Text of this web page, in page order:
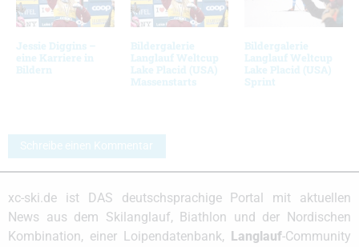
Jessie Diggins –
eine Karriere in
Bildern
Bildergalerie
Langlauf Weltcup
Lake Placid (USA)
Massenstarts
Bildergalerie
Langlauf Weltcup
Lake Placid (USA)
Sprint
Schreibe einen Kommentar
xc-ski.de ist DAS deutschsprachige Portal mit aktuellen
News aus dem Skilanglauf, Biathlon und der Nordischen
Kombination, einer Loipendatenbank,
Langlauf-Community